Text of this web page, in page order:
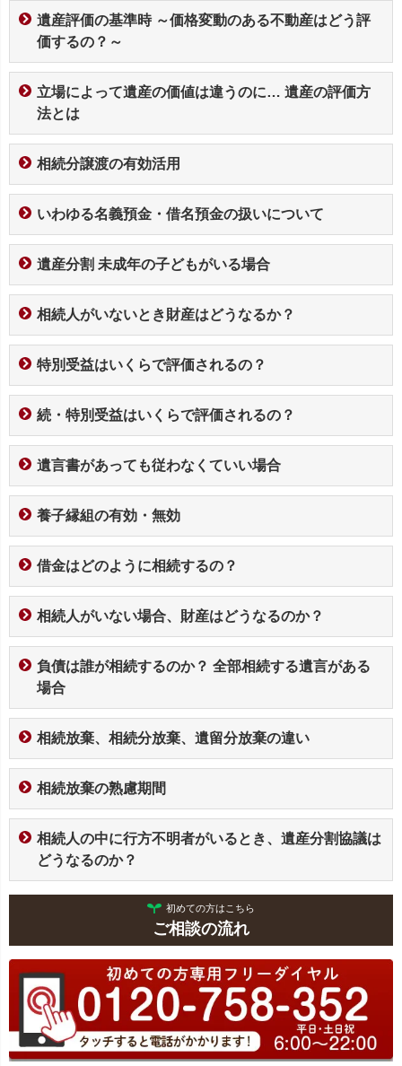
遺産評価の基準時 ～価格変動のある不動産はどう評
価するの？～
立場によって遺産の価値は違うのに… 遺産の評価方
法とは
相続分譲渡の有効活用
いわゆる名義預金・借名預金の扱いについて
遺産分割 未成年の子どもがいる場合
相続人がいないとき財産はどうなるか？
特別受益はいくらで評価されるの？
続・特別受益はいくらで評価されるの？
遺言書があっても従わなくていい場合
養子縁組の有効・無効
借金はどのように相続するの？
相続人がいない場合、財産はどうなるのか？
負債は誰が相続するのか？ 全部相続する遺言がある
場合
相続放棄、相続分放棄、遺留分放棄の違い
相続放棄の熟慮期間
相続人の中に行方不明者がいるとき、遺産分割協議は
どうなるのか？
初めての方はこちら
ご相談の流れ